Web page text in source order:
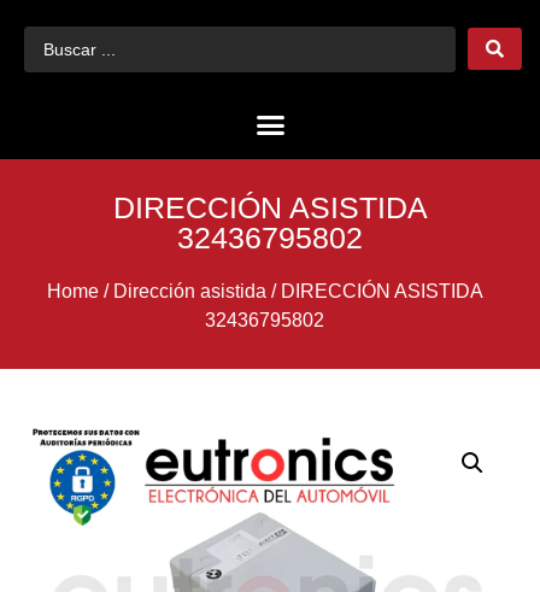
DIRECCIÓN ASISTIDA
32436795802
Home/ Dirección asistida / DIRECCIÓN ASISTIDA
32436795802